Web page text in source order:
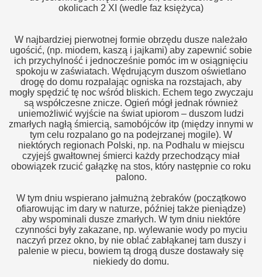
okolicach 2 XI (wedle faz księżyca)
W najbardziej pierwotnej formie obrzędu dusze należało
ugościć, (np. miodem, kaszą i jajkami) aby zapewnić sobie
ich przychylność i jednocześnie pomóc im w osiągnięciu
spokoju w zaświatach. Wędrującym duszom oświetlano
drogę do domu rozpalając ogniska na rozstajach, aby
mogły spędzić tę noc wśród bliskich. Echem tego zwyczaju
są współczesne znicze. Ogień mógł jednak również
uniemożliwić wyjście na świat upiorom – duszom ludzi
zmarłych nagłą śmiercią, samobójców itp (między innymi w
tym celu rozpalano go na podejrzanej mogile). W
niektórych regionach Polski, np. na Podhalu w miejscu
czyjejś gwałtownej śmierci każdy przechodzący miał
obowiązek rzucić gałązkę na stos, który następnie co roku
palono.
W tym dniu wspierano jałmużną żebraków (początkowo
ofiarowując im dary w naturze, później także pieniądze)
aby wspominali dusze zmarłych. W tym dniu niektóre
czynności były zakazane, np. wylewanie wody po myciu
naczyń przez okno, by nie oblać zabłąkanej tam duszy i
palenie w piecu, bowiem tą drogą dusze dostawały się
niekiedy do domu.